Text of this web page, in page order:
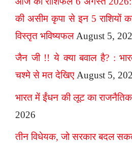
की असीम कृपा से इन 5 राशियों का
विस्तृत भविष्यफल August 5,
जैन जी !! ये क्या बवाल है? :
चश्मे से मत देखिए August 5,
भारत में ईंधन की लूट का
2026
तीन विधेयक, जो सरकार बदल